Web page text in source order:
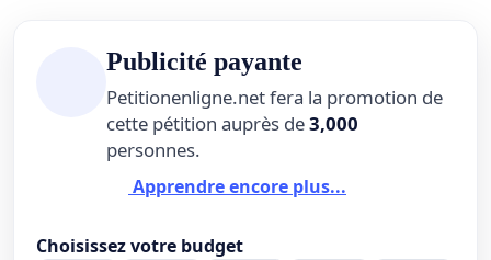
Publicité payante
Petitionenligne.net fera la promotion de
cette pétition auprès de3,000
personnes.
Apprendre encore plus...
Choisissez votre budget